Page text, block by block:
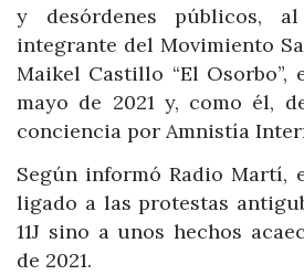
y desórdenes públicos,
integrante del Movimiento
Maikel Castillo “El Osorbo”,
mayo de 2021 y, como él,
conciencia por Amnistía
Según informó Radio Martí,
ligado a las protestas
11J sino a unos hechos
de 2021.